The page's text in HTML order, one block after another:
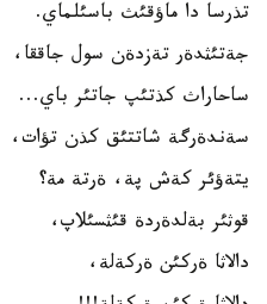
تذرسا دا ماؤقئث باسئلماي.
جةتئثدةر تةزدةن سول جاققا،
ساحاراث كذتئپ جاتئر باي...
سةندةرگة شاتتئق كذن تؤات،
يتةؤئر كةش پة، ةرتة مة؟
قوثئر بةلدةردة قئثسئلاپ،
دالاثا ةركئن ةركةلة،